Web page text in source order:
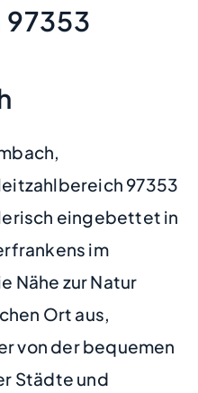
97353
97353
eingebettet in
im
Nähe zur Natur
Ort aus,
von der bequemen
Städte und